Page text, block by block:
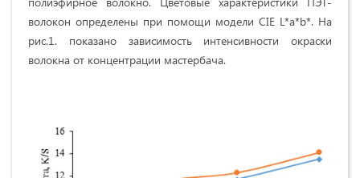
волокон определены при помощи модели СIE L*а*b*. На
рис.1. показано зависимость интенсивности окраски
волокна от концентрации мастербача.